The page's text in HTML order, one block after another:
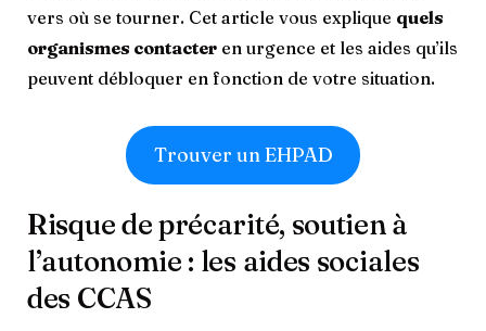
vers où se tourner. Cet article vous explique quels
organismes contacter en urgence et les aides qu’ils
peuvent débloquer en fonction de votre situation.
Trouver un EHPAD
Risque de précarité, soutien à
l’autonomie : les aides sociales
des CCAS